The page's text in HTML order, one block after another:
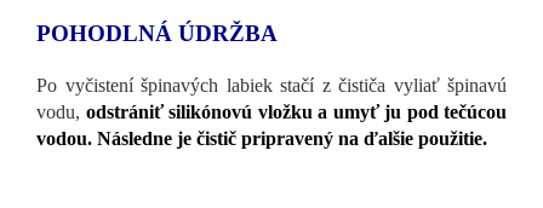
POHODLNÁ ÚDRŽBA
Po vyčistení špinavých labiek stačí z čističa vyliať špinavú
vodu, odstrániť silikónovú vložku a umyť ju pod tečúcou
vodou. Následne je čistič pripravený na ďalšie použitie.